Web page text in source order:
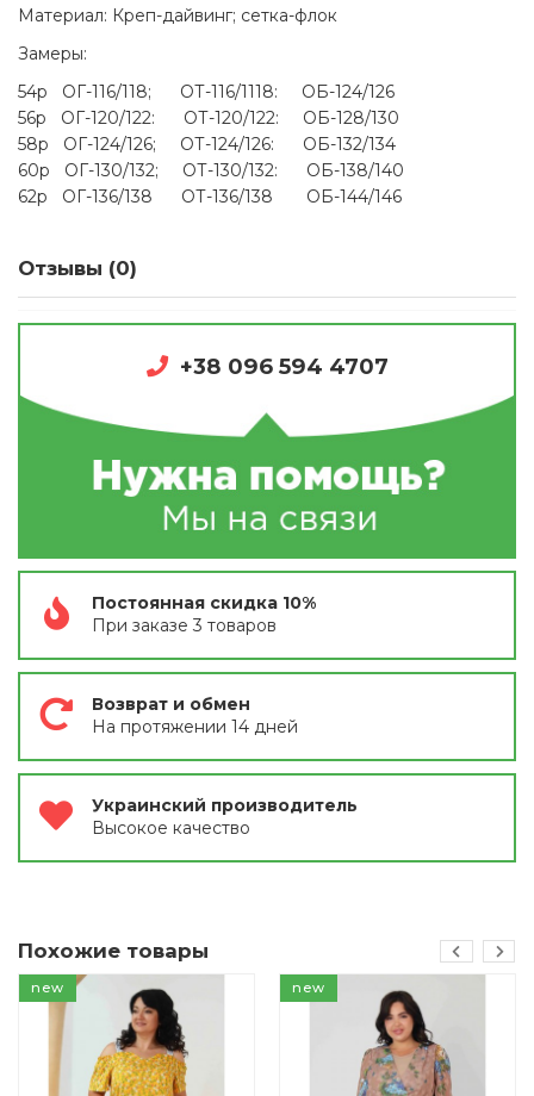
Материал: Креп-дайвинг; сетка-флок
Замеры:
54р ОГ-116/118; ОТ-116/1118: ОБ-124/126
56р ОГ-120/122: ОТ-120/122: ОБ-128/130
58р ОГ-124/126; ОТ-124/126: ОБ-132/134
60р ОГ-130/132; ОТ-130/132: ОБ-138/140
62р ОГ-136/138 ОТ-136/138 ОБ-144/146
Отзывы (0)
+38 096 594 4707
Постоянная скидка 10%
При заказе 3 товаров
Возврат и обмен
На протяжении 14 дней
Украинский производитель
Высокое качество
Похожие товары
new new